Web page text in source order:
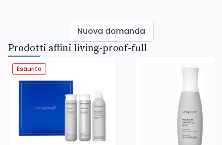
Nuova domanda
Prodotti affini living-proof-full
Esaurito